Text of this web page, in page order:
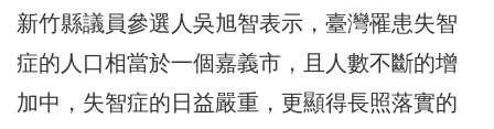
新竹縣議員參選人吳旭智表示，臺灣罹患失智
症的人口相當於一個嘉義市，且人數不斷的增
加中，失智症的日益嚴重，更顯得長照落實的